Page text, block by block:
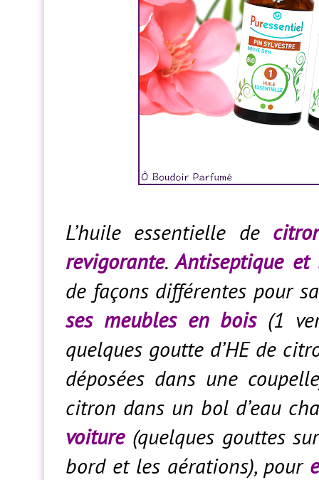
L’huile essentielle de
revigorante.Antiseptique et
de façons différentes pour
ses meubles en bois(1
quelques goutte d’HE de
déposées dans une
citron dans un bol d’eau
voiture(quelques gouttes
bord et les aérations), pour